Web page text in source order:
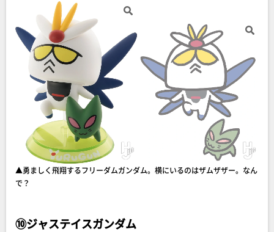
▲勇ましく飛翔するフリーダムガンダム。横にいるのはザムザザー。なん
で？
⑩ジャステイスガンダム